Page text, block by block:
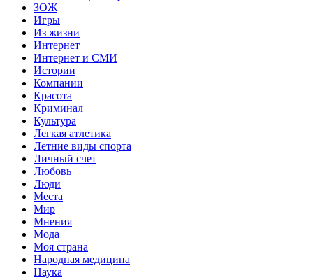
ЗОЖ
Игры
Из жизни
Интернет
Интернет и СМИ
Истории
Компании
Красота
Криминал
Культура
Легкая атлетика
Летние виды спорта
Личный счет
Любовь
Люди
Места
Мир
Мнения
Мода
Моя страна
Народная медицина
Наука